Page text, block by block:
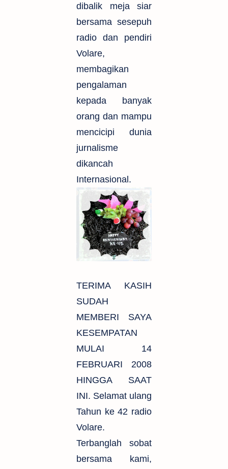
dibalik meja siar
bersama sesepuh
radio dan pendiri
Volare,
membagikan
pengalaman
kepada banyak
orang dan mampu
mencicipi dunia
jurnalisme
dikancah
Internasional.
TERIMA KASIH
SUDAH
MEMBERI SAYA
KESEMPATAN
MULAI 14
FEBRUARI 2008
HINGGA SAAT
INI. Selamat ulang
Tahun ke 42 radio
Volare.
Terbanglah sobat
bersama kami,